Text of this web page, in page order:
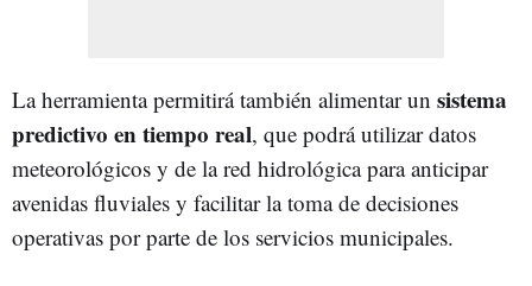
La herramienta permitirá también alimentar un sistema
predictivo en tiempo real, que podrá utilizar datos
meteorológicos y de la red hidrológica para anticipar
avenidas fluviales y facilitar la toma de decisiones
operativas por parte de los servicios municipales.